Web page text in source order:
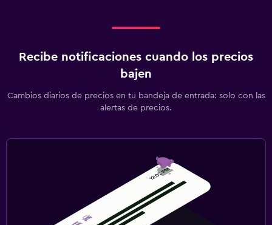
Recibe notificaciones cuando los precios
bajen
Cambios diarios de precios en tu bandeja de entrada: solo con las
alertas de precios.